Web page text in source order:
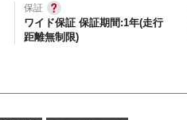
保証
ワイド保証 保証期間:1年(走行
距離無制限)